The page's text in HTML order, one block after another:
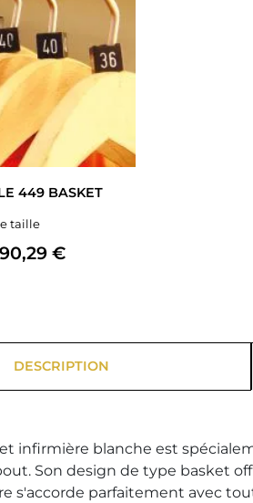
449 BASKET
taille
Prix
90,29 €
DESCRIPTION
infirmière blanche est
Son design de type basket
s'accorde parfaitement avec